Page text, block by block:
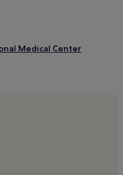
Medical Center
Park
Medford